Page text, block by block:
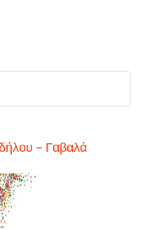
– Γαβαλά